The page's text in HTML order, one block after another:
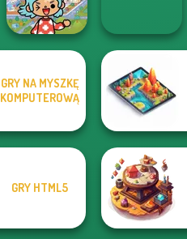
Toca Boca
Everything
Unlocked
Sniper Shot:
Bullet Time
GRY NA MYSZKĘ
KOMPUTEROWĄ
GRY HTML5